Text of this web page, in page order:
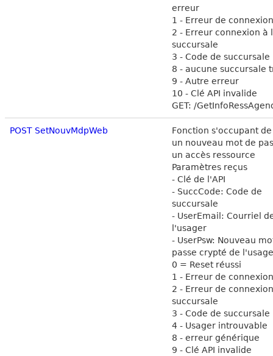
erreur
1 - Erreur de
2 - Erreur connexion à
succursale
3 - Code de
8 - aucune succursale
9 - Autre erreur
10 - Clé API invalide
GET: /
POST SetNouvMdpWeb
Fonction s'occupant
un nouveau mot de
un accès ressource
Paramètres reçus
- Clé de l'API
- SuccCode: Code de
succursale
- UserEmail: Courriel
l'usager
- UserPsw: Nouveau
passe crypté de
0 = Reset réussi
1 - Erreur de
2 - Erreur de
succursale
3 - Code de
4 - Usager introuvable
8 - erreur générique
9 - Clé API invalide